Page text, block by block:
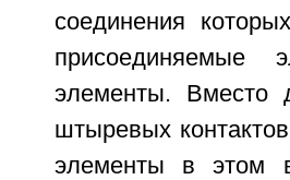
соединения
присоединяемые
элементы. Вместо
штыревых
элементы в этом